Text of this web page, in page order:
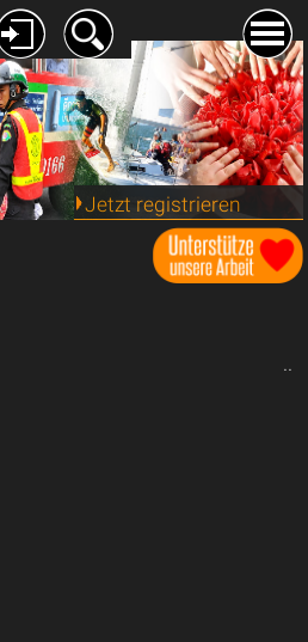
Jetzt registrieren
..